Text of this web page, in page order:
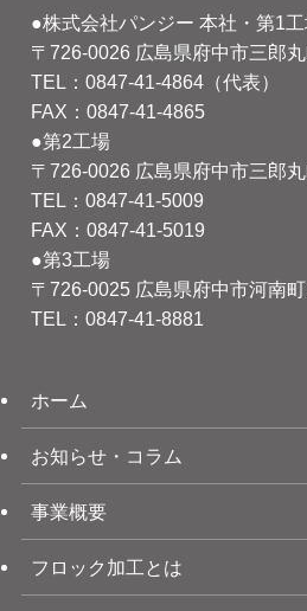
●株式会社パンジー 本社・第1
〒726-0026 広島県府中市三郎
TEL：0847-41-4864（代表）
FAX：0847-41-4865
●第2工場
〒726-0026 広島県府中市三郎
TEL：0847-41-5009
FAX：0847-41-5019
●第3工場
〒726-0025 広島県府中市河南
TEL：0847-41-8881
ホーム
お知らせ・コラム
事業概要
フロック加工とは